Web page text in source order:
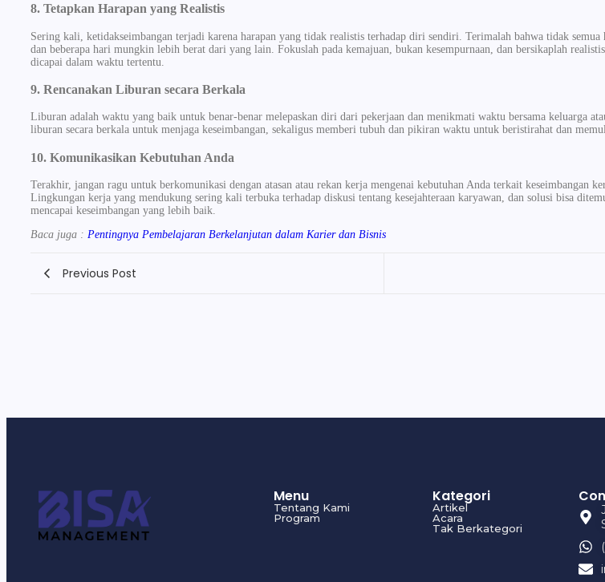
8. Tetapkan Harapan yang Realistis
Sering kali, ketidakseimbangan terjadi karena harapan yang tidak realistis terhadap diri sendiri. Terimalah bahwa tidak semua
dan beberapa hari mungkin lebih berat dari yang lain. Fokuslah pada kemajuan, bukan kesempurnaan, dan bersikaplah
dicapai dalam waktu tertentu.
9. Rencanakan Liburan secara Berkala
Liburan adalah waktu yang baik untuk benar-benar melepaskan diri dari pekerjaan dan menikmati waktu bersama keluarga
liburan secara berkala untuk menjaga keseimbangan, sekaligus memberi tubuh dan pikiran waktu untuk beristirahat dan
10. Komunikasikan Kebutuhan Anda
Terakhir, jangan ragu untuk berkomunikasi dengan atasan atau rekan kerja mengenai kebutuhan Anda terkait keseimbangan
Lingkungan kerja yang mendukung sering kali terbuka terhadap diskusi tentang kesejahteraan karyawan, dan solusi bisa
mencapai keseimbangan yang lebih baik.
Baca juga : Pentingnya Pembelajaran Berkelanjutan dalam Karier dan Bisnis
Previous Post
Menu
Tentang Kami
Program
Kategori
Artikel
Acara
Tak Berkategori